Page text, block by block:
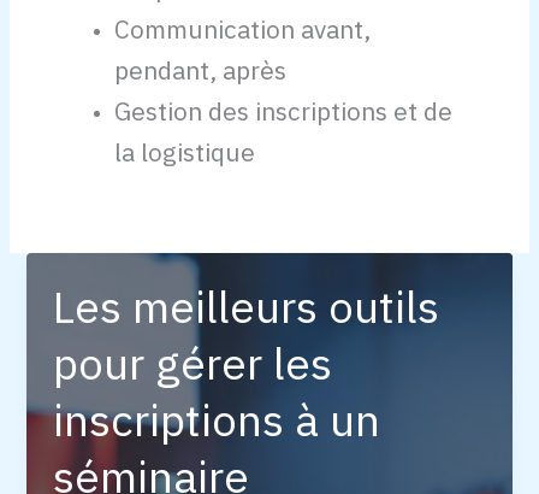
Communication avant,
pendant, après
Gestion des inscriptions et de
la logistique
Les meilleurs outils
pour gérer les
inscriptions à un
séminaire